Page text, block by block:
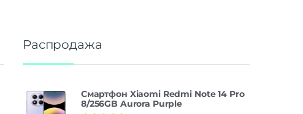
Распродажа
Смартфон Xiaomi Redmi Note 14 Pro
8/256GB Aurora Purple